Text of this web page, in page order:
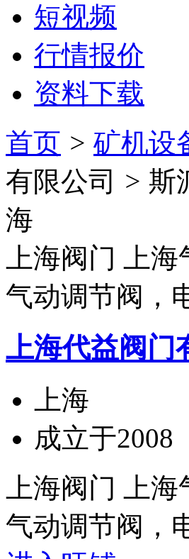
短视频
行情报价
资料下载
首页 > 矿机设
有限公司 > 斯
海
上海阀门 上
气动调节阀，
上海代益阀门
上海
成立于2008
上海阀门 上
气动调节阀，